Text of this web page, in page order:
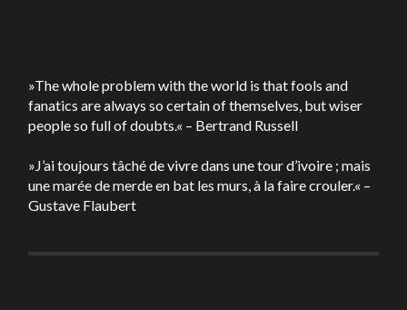
»The whole problem with the world is that fools and
fanatics are always so certain of themselves, but wiser
people so full of doubts.« – Bertrand Russell
»J’ai toujours tâché de vivre dans une tour d’ivoire ; mais
une marée de merde en bat les murs, à la faire crouler.« –
Gustave Flaubert